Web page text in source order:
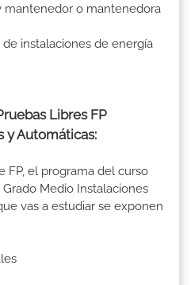
o mantenedora
instalaciones de energía
Libres FP
y Automáticas:
FP, el programa del curso
Medio Instalaciones
vas a estudiar se exponen